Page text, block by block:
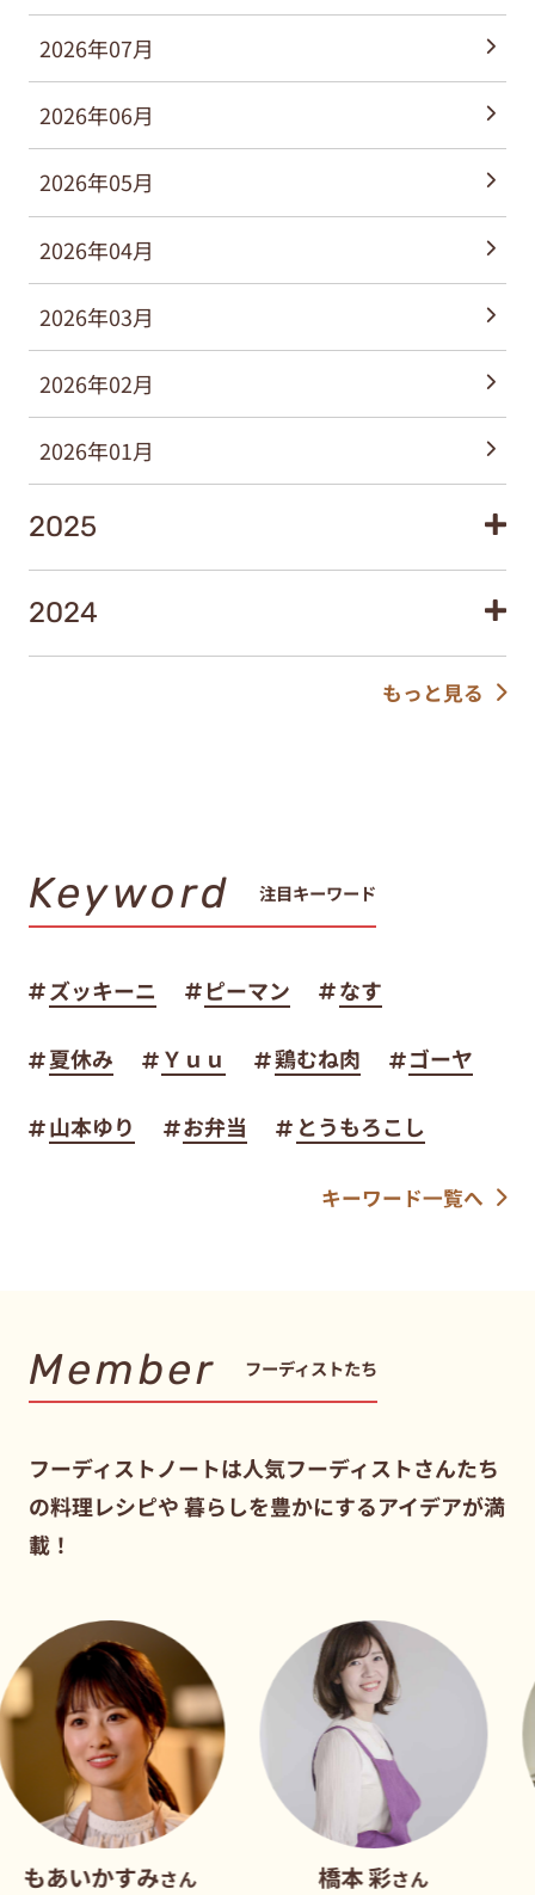
2026年07月
2026年06月
2026年05月
2026年04月
2026年03月
2026年02月
2026年01月
2025
2024
もっと見る
Keyword 注目キーワード
ズッキーニ ピーマン なす
夏休み Ｙｕｕ 鶏むね肉 ゴーヤ
山本ゆり お弁当 とうもろこし
キーワード一覧へ
Member フーディストたち
フーディストノートは人気フーディストさんたち
の料理レシピや暮らしを豊かにするアイデアが満
載！
みさん さん